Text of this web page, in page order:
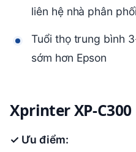
liên hệ nhà phân
Tuổi thọ trung bình
sớm hơn Epson
Xprinter XP-C300
✓ Ưu điểm: